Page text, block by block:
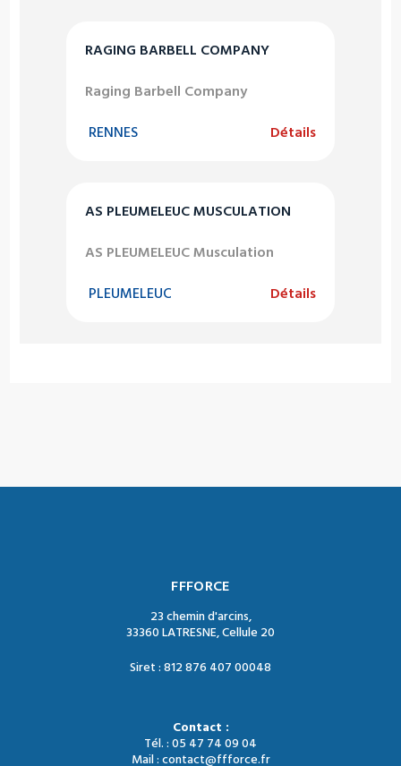
RAGING BARBELL COMPANY
Raging Barbell Company
RENNES Détails
AS PLEUMELEUC MUSCULATION
AS PLEUMELEUC Musculation
PLEUMELEUC Détails
FFFORCE
23 chemin d'arcins,
33360 LATRESNE, Cellule 20
Siret : 812 876 407 00048
Contact :
Tél. : 05 47 74 09 04
Mail : contact@ffforce.fr